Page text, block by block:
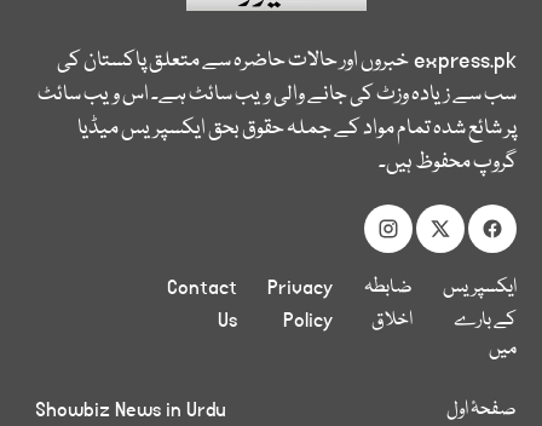
express.pkخبروں اور حالات حاضرہ سے متعلق پاکستان کی
سب سے زیادہ وزٹ کی جانے والی ویب سائٹ ہے۔ اس ویب سائٹ
پر شائع شدہ تمام مواد کے جملہ حقوق بحق ایکسپریس میڈیا
گروپ محفوظ ہیں۔
ایکسپریس
کے بارے
میں
ضابطہ
اخلاق
Privacy
Policy
Contact
Us
صفحۂ اول
Showbiz News in Urdu